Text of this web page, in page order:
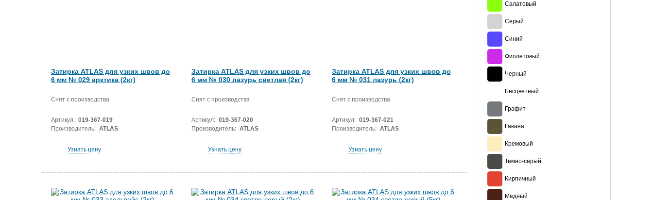
Салатовый
Серый
Синий
Фиолетовый
Черный
Бесцветный
Графит
Гавана
Кремовый
Темно-серый
Кирпичный
Медный
Затирка ATLAS для узких швов до
6 мм № 029 арктика (2кг)
Снят с производства
Артикул: 019-367-019
Производитель: ATLAS
Узнать цену
Затирка ATLAS для узких швов до
6 мм № 030 лазурь светлая (2кг)
Снят с производства
Артикул: 019-367-020
Производитель: ATLAS
Узнать цену
Затирка ATLAS для узких швов до
6 мм № 031 лазурь (2кг)
Снят с производства
Артикул: 019-367-021
Производитель: ATLAS
Узнать цену